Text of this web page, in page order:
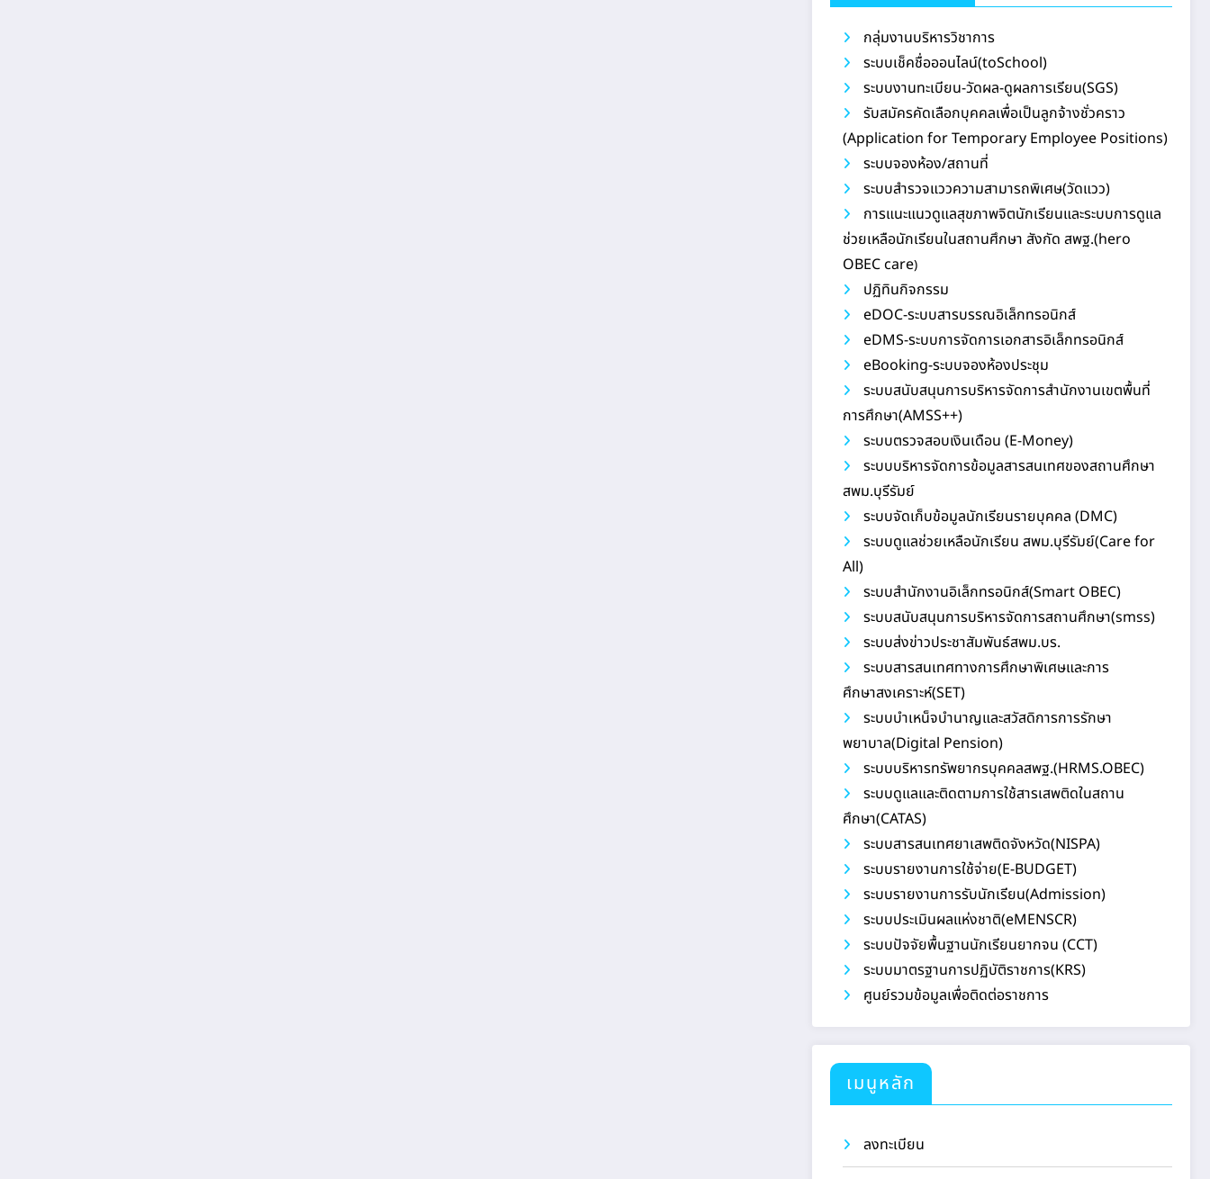
กลุ่มงานบริหารวิชาการ
ระบบเช็คชื่อออนไลน์(toSchool)
ระบบงานทะเบียน-วัดผล-ดูผลการเรียน(SGS)
รับสมัครคัดเลือกบุคคลเพื่อเป็นลูกจ้างชั่วคราว
(Application for Temporary Employee Positions)
ระบบจองห้อง/สถานที่
ระบบสำรวจแววความสามารถพิเศษ(วัดแวว)
การแนะแนวดูแลสุขภาพจิตนักเรียนและระบบการดูแล
ช่วยเหลือนักเรียนในสถานศึกษา สังกัด สพฐ.(hero
OBEC care)
ปฏิทินกิจกรรม
eDOC-ระบบสารบรรณอิเล็กทรอนิกส์
eDMS-ระบบการจัดการเอกสารอิเล็กทรอนิกส์
eBooking-ระบบจองห้องประชุม
ระบบสนับสนุนการบริหารจัดการสำนักงานเขตพื้นที่
การศึกษา(AMSS++)
ระบบตรวจสอบเงินเดือน (E-Money)
ระบบบริหารจัดการข้อมูลสารสนเทศของสถานศึกษา
สพม.บุรีรัมย์
ระบบจัดเก็บข้อมูลนักเรียนรายบุคคล (DMC)
ระบบดูแลช่วยเหลือนักเรียน สพม.บุรีรัมย์(Care for
All)
ระบบสำนักงานอิเล็กทรอนิกส์(Smart OBEC)
ระบบสนับสนุนการบริหารจัดการสถานศึกษา(smss)
ระบบส่งข่าวประชาสัมพันธ์สพม.บร.
ระบบสารสนเทศทางการศึกษาพิเศษและการ
ศึกษาสงเคราะห์(SET)
ระบบบำเหน็จบำนาญและสวัสดิการการรักษา
พยาบาล(Digital Pension)
ระบบบริหารทรัพยากรบุคคลสพฐ.(HRMS.OBEC)
ระบบดูแลและติดตามการใช้สารเสพติดในสถาน
ศึกษา(CATAS)
ระบบสารสนเทศยาเสพติดจังหวัด(NISPA)
ระบบรายงานการใช้จ่าย(E-BUDGET)
ระบบรายงานการรับนักเรียน(Admission)
ระบบประเมินผลแห่งชาติ(eMENSCR)
ระบบปัจจัยพื้นฐานนักเรียนยากจน (CCT)
ระบบมาตรฐานการปฏิบัติราชการ(KRS)
ศูนย์รวมข้อมูลเพื่อติดต่อราชการ
เมนูหลัก
ลงทะเบียน